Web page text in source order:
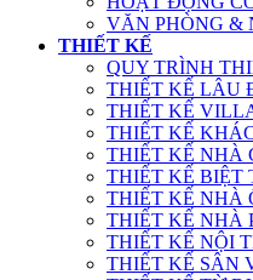
VĂN PHÒNG &
THIẾT KẾ
QUY TRÌNH
THIẾT KẾ LÂU
THIẾT KẾ
THIẾT KẾ
THIẾT KẾ NHÀ
THIẾT KẾ BIỆT
THIẾT KẾ NHÀ
THIẾT KẾ NHÀ
THIẾT KẾ NỘI
THIẾT KẾ SÂN